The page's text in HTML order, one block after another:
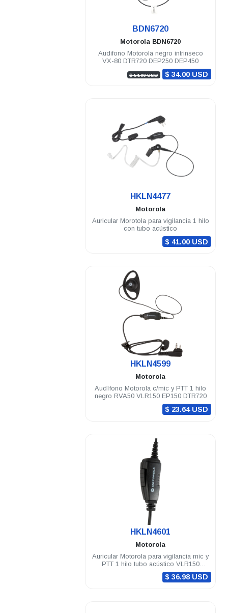
BDN6720
Motorola BDN6720
Audifono Motorola negro intrinseco
VX-80 DTR720 DEP250 DEP450
$ 54.00 USD $ 34.00 USD
HKLN4477
Motorola
Auricular Morotola para vigilancia 1 hilo
con tubo acústico
$ 41.00 USD
HKLN4599
Motorola
Audífono Motorola c/mic y PTT 1 hilo
negro RVA50 VLR150 EP150 DTR720
$ 23.64 USD
HKLN4601
Motorola
Auricular Motorola para vigilancia mic y
PTT 1 hilo tubo acústico VLR150
RVA50 DTR720
$ 36.98 USD